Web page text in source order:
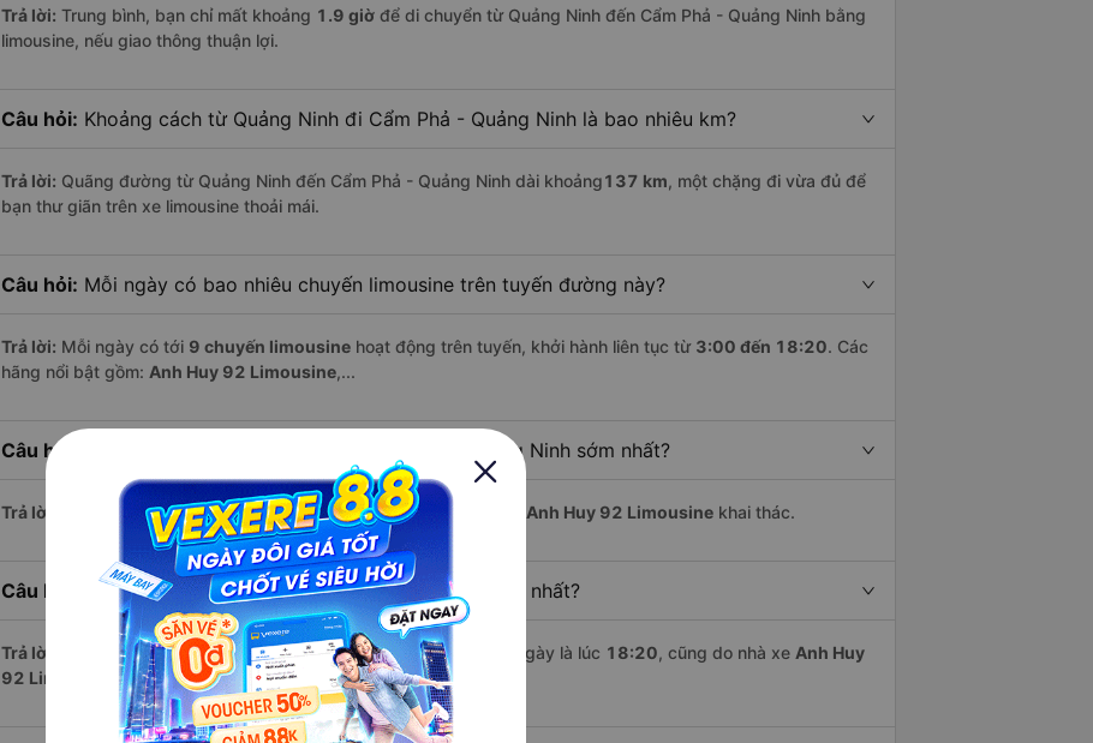
Trả lời: Trung bình, bạn chỉ mất khoảng 1.9 giờ để di chuyển từ Quảng Ninh đến Cẩm Phả - Quảng Ninh bằng
limousine, nếu giao thông thuận lợi.
Câu hỏi: Khoảng cách từ Quảng Ninh đi Cẩm Phả - Quảng Ninh là bao nhiêu km?
Trả lời: Quãng đường từ Quảng Ninh đến Cẩm Phả - Quảng Ninh dài khoảng137 km, một chặng đi vừa đủ để
bạn thư giãn trên xe limousine thoải mái.
Câu hỏi: Mỗi ngày có bao nhiêu chuyến limousine trên tuyến đường này?
Trả lời: Mỗi ngày có tới 9 chuyến limousine hoạt động trên tuyến, khởi hành liên tục từ 3:00 đến 18:20. Các
hãng nổi bật gồm: Anh Huy 92 Limousine,...
Câu hỏi: Xe limousine nào khởi hành từ Cẩm Phả - Quảng Ninh sớm nhất?
Trả lời: Chuyến limousine sớm nhất khởi hành lúc3:00 , do nhà xe Anh Huy 92 Limousine khai thác.
Câu hỏi: Xe limousine nào khởi hành từ Quảng Ninh muộn nhất?
Trả lời: Nếu bạn muốn đi chuyến muộn, lựa chọn cuối cùng trong ngày là lúc 18:20, cũng do nhà xe Anh Huy
92 Limousine
vận hành.